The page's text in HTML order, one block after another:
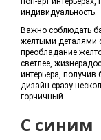
индивидуальность.
Важно соблюдать
желтыми деталями
преобладание
светлее,
интерьера,
дизайн сразу
горчичный.
С синим